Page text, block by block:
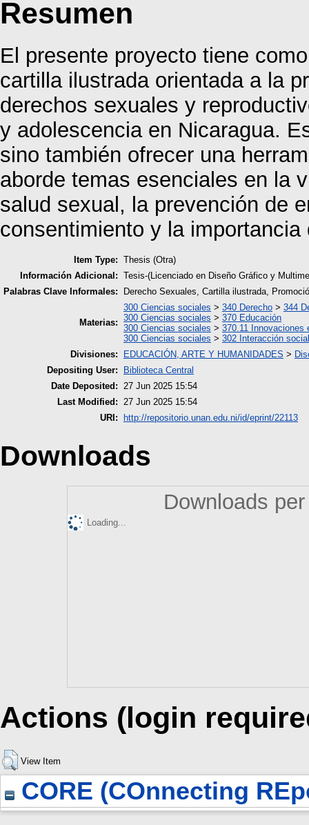
Resumen
El presente proyecto tiene
cartilla ilustrada orientada a la
derechos sexuales y
y adolescencia en Nicaragua.
sino también ofrecer una
aborde temas esenciales en la
salud sexual, la prevención de
consentimiento y la
Item Type: Thesis (Otra)
Información Adicional: Tesis-(Licenciado en Diseño Gráfico y
Palabras Clave Informales:
Derecho Sexuales, Cartilla ilustrada,
Materias:
300 Ciencias sociales > 340 Derecho > 344
300 Ciencias sociales > 370 Educación
300 Ciencias sociales > 370.11 Innovaciones
300 Ciencias sociales > 302 Interacción social
Divisiones:
EDUCACIÓN, ARTE Y HUMANIDADES >
Depositing User:
Biblioteca Central
Date Deposited:
27 Jun 2025 15:54
Last Modified:
27 Jun 2025 15:54
URI:
http://repositorio.unan.edu.ni/id/eprint/22113
Downloads
Downloads
Loading...
Actions (login
View Item
CORE (COnnecting